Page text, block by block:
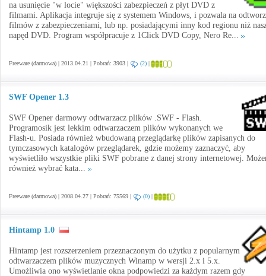
na usunięcie "w locie" większości zabezpieczeń z płyt DVD z
filmami. Aplikacja integruje się z systemem Windows, i pozwala na
filmów z zabezpieczeniami, lub np. posiadającymi inny kod regionu niż
napęd DVD. Program współpracuje z 1Click DVD Copy, Nero Re...
Freeware (darmowa) | 2013.04.21 | Pobrań: 3903 | (2) |
SWF Opener 1.3
SWF Opener darmowy odtwarzacz plików .SWF - Flash.
Programosik jest lekkim odtwarzaczem plików wykonanych we
Flash-u. Posiada również wbudowaną przeglądarkę plików zapisanych do
tymczasowych katalogów przeglądarek, gdzie możemy zaznaczyć, aby
wyświetliło wszystkie pliki SWF pobrane z danej strony internetowej.
również wybrać kata...
Freeware (darmowa) | 2008.04.27 | Pobrań: 75569 | (0) |
Hintamp 1.0
Hintamp jest rozszerzeniem przeznaczonym do użytku z popularnym
odtwarzaczem plików muzycznych Winamp w wersji 2.x i 5.x.
Umożliwia ono wyświetlanie okna podpowiedzi za każdym razem gdy